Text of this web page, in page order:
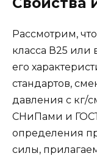
Рассмотрим,
класса В25 или
его
стандартов,
давления с кг/
СНиПами и
определения
силы,